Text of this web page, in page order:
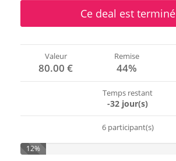
Ce deal est terminé
Valeur
80.00 €
Remise
44%
Temps restant
-32 jour(s)
6 participant(s)
12%